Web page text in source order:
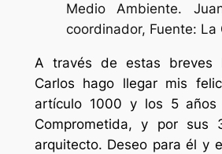
Medio Ambiente.
coordinador, Fuente:
A través de estas breves
Carlos hago llegar mis
artículo 1000 y los 5 años
Comprometida, y por sus
arquitecto. Deseo para él y